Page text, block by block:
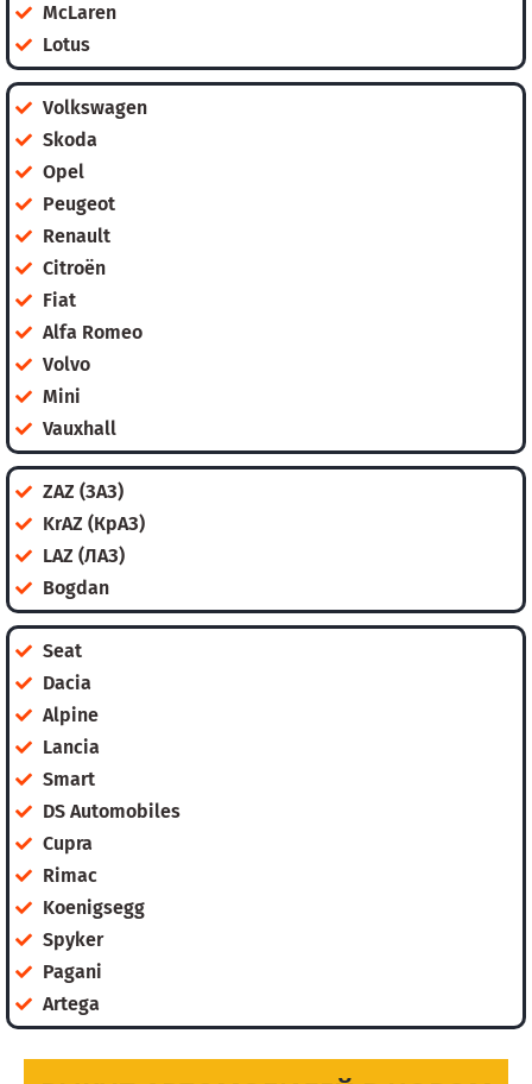
McLaren
Lotus
Volkswagen
Skoda
Opel
Peugeot
Renault
Citroën
Fiat
Alfa Romeo
Volvo
Mini
Vauxhall
ZAZ (ЗАЗ)
KrAZ (КрАЗ)
LAZ (ЛАЗ)
Bogdan
Seat
Dacia
Alpine
Lancia
Smart
DS Automobiles
Cupra
Rimac
Koenigsegg
Spyker
Pagani
Artega